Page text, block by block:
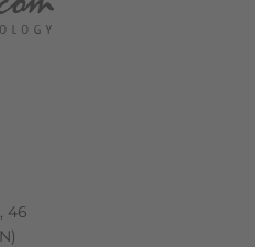
46